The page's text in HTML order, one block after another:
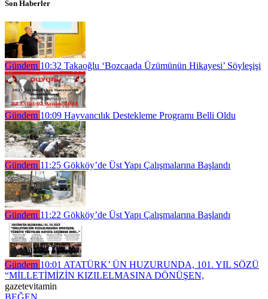
Son Haberler
Gündem 10:32 Takaoğlu ‘Bozcaada Üzümünün Hikayesi’ Söyleşişi
Gündem 10:09 Hayvancılık Destekleme Programı Belli Oldu
Gündem 11:25 Gökköy’de Üst Yapı Çalışmalarına Başlandı
Gündem 11:22 Gökköy’de Üst Yapı Çalışmalarına Başlandı
Gündem 10:01 ATATÜRK’ ÜN HUZURUNDA, 101. YIL SÖZÜ
“MİLLETİMİZİN KIZILELMASINA DÖNÜŞEN,
gazetevitamin
BEĞEN